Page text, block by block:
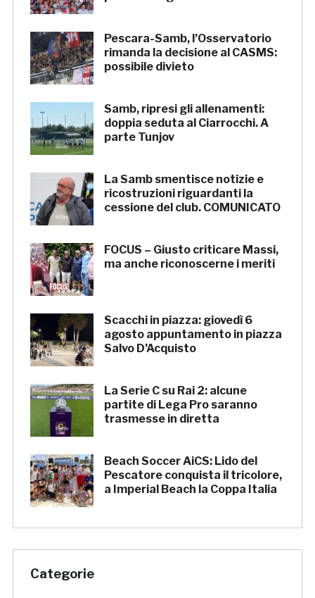
Pescara-Samb, l’Osservatorio
rimanda la decisione al CASMS:
possibile divieto
Samb, ripresi gli allenamenti:
doppia seduta al Ciarrocchi. A
parte Tunjov
La Samb smentisce notizie e
ricostruzioni riguardanti la
cessione del club. COMUNICATO
FOCUS – Giusto criticare Massi,
ma anche riconoscerne i meriti
Scacchi in piazza: giovedì 6
agosto appuntamento in piazza
Salvo D’Acquisto
La Serie C su Rai 2: alcune
partite di Lega Pro saranno
trasmesse in diretta
Beach Soccer AiCS: Lido del
Pescatore conquista il tricolore,
a Imperial Beach la Coppa Italia
Categorie